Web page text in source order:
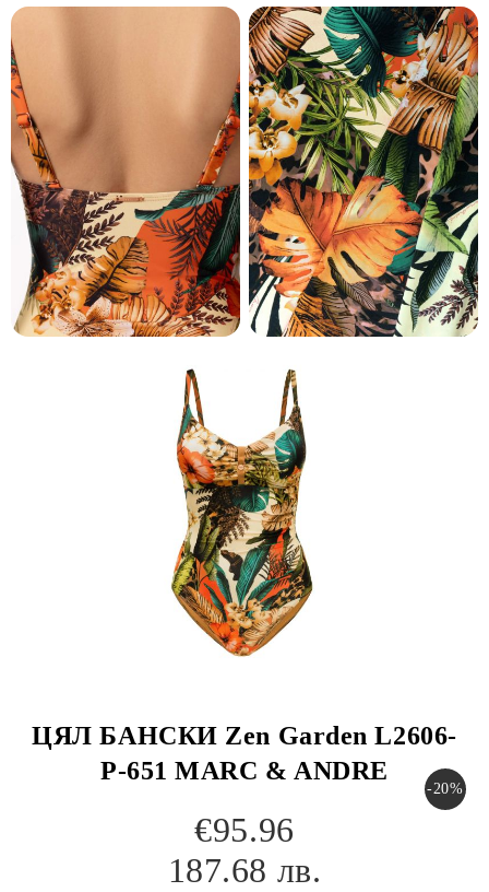
ЦЯЛ БАНСКИ Zen Garden L2606-
P-651 MARC & ANDRE
-20%
€95.96
187.68 лв.